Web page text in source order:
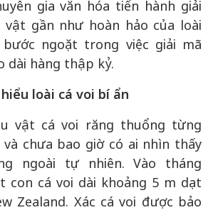
gia văn hóa tiến hành giải
gần như hoàn hảo của loài
bước ngoặt trong việc giải mã
dài hàng thập kỷ.
loài cá voi bí ẩn
vật cá voi răng thuổng từng
chưa bao giờ có ai nhìn thấy
ngoài tự nhiên. Vào tháng
con cá voi dài khoảng 5 m dạt
Zealand. Xác cá voi được bảo